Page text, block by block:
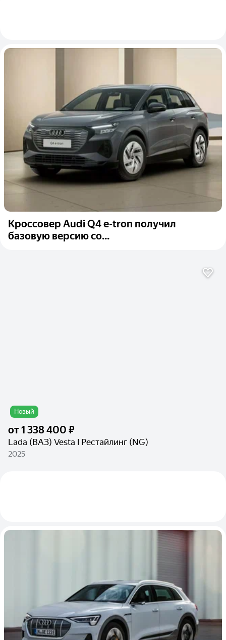
Кроссовер Audi Q4 e-tron получил
базовую версию со...
Новый
от1 338 400 ₽
Lada (ВАЗ) Vesta I Рестайлинг (NG)
2025